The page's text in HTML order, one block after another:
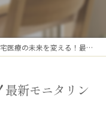
療の未来を変える！最新モニタリング技術の活用法
新モニタリン